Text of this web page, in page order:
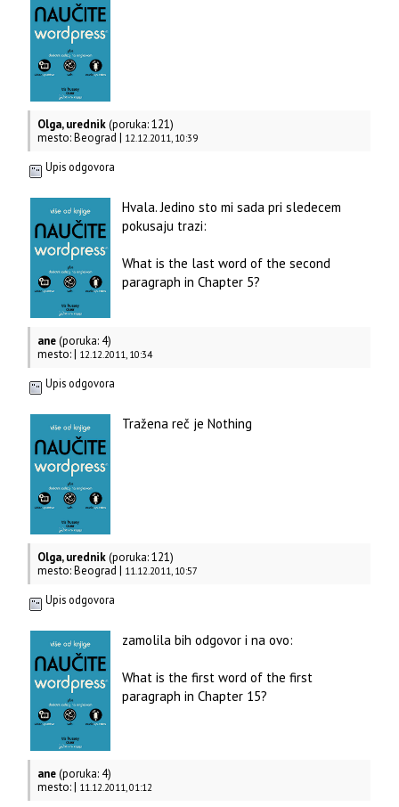
Olga, urednik(poruka: 121)
mesto: Beograd | 12.12.2011, 10:39
Upis odgovora
Hvala. Jedino sto mi sada pri sledecem
pokusaju trazi:
What is the last word of the second
paragraph in Chapter 5?
ane(poruka: 4)
mesto: | 12.12.2011, 10:34
Upis odgovora
Tražena reč je Nothing
Olga, urednik(poruka: 121)
mesto: Beograd | 11.12.2011, 10:57
Upis odgovora
zamolila bih odgovor i na ovo:
What is the first word of the first
paragraph in Chapter 15?
ane(poruka: 4)
mesto: | 11.12.2011, 01:12